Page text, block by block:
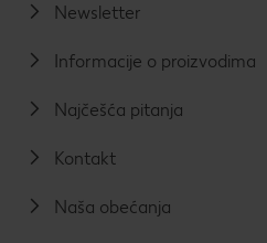
Newsletter
Informacije o proizvodima
Najčešća pitanja
Kontakt
Naša obećanja